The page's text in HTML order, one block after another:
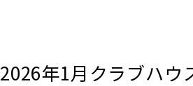
2026年1月クラブハウ